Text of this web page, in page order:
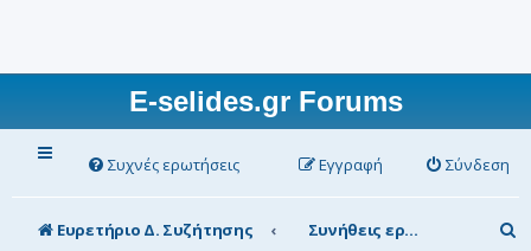
E-selides.gr Forums
Συχνές ερωτήσεις Σύνδεση
Εγγραφή
Ευρετήριο Δ. Συζήτησης Συνήθεις ερωτήσεις